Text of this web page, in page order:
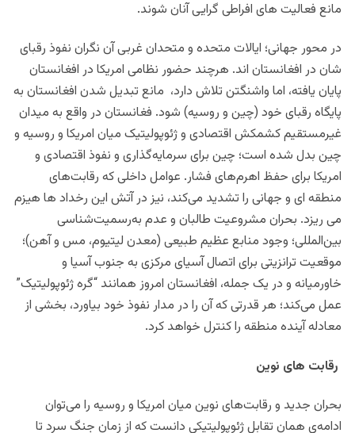
مانع فعالیت های افراطی گرایی آنان شوند.
در محور جهانی؛ ایالات متحده و متحدان غربی آن نگران نفوذ رقبای
شان در افغانستان اند. هرچند حضور نظامی امریکا در افغانستان
پایان یافته، اما واشنگتن تلاش دارد، مانع تبدیل شدن افغانستان به
پایگاه رقبای خود (چین و روسیه) شود. فغانستان در واقع به میدان
غیرمستقیم کشمکش اقتصادی و ژئوپولیتیک میان امریکا و روسیه و
چین بدل شده است؛ چین برای سرمایه‌گذاری و نفوذ اقتصادی و
امریکا برای حفظ اهرم‌های فشار. عوامل داخلی که رقابت‌های
منطقه ای و جهانی را تشدید می‌کند، نیز در آتش این رخداد ها هیزم
می ریزد. بحران مشروعیت طالبان و عدم به‌رسمیت‌شناسی
بین‌المللی؛ وجود منابع عظیم طبیعی (معدن لیتیوم، مس و آهن)؛
موقعیت ترانزیتی برای اتصال آسیای مرکزی به جنوب آسیا و
خاورمیانه و در یک جمله، افغانستان امروز همانند “گره ژئوپولیتیک”
عمل می‌کند؛ هر قدرتی که آن را در مدار نفوذ خود بیاورد، بخشی از
معادله آینده منطقه را کنترل خواهد کرد.
رقابت های نوین
بحران جدید و رقابت‌های نوین میان امریکا و روسیه را می‌توان
ادامه‌ی همان تقابل ژئوپولیتیکی دانست که از زمان جنگ سرد تا